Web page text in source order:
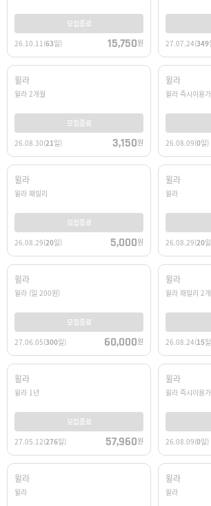
27.07.24(349
모집종료
26.10.11(63일) 15,750원
윌라
윌라 즉시이용
26.08.09(0일)
윌라
윌라 2개월
모집종료
26.08.30(21일) 3,150원
윌라
윌라
26.08.29(20
윌라
윌라 패밀리
모집종료
26.08.29(20일) 5,000원
윌라
윌라 패밀리 2
26.08.24(15
윌라
윌라 (일 200원)
모집종료
27.06.05(300일) 60,000원
윌라
윌라 즉시이용
26.08.09(0일)
윌라
윌라 1년
모집종료
27.05.12(276일) 57,960원
윌라
윌라
윌라
윌라